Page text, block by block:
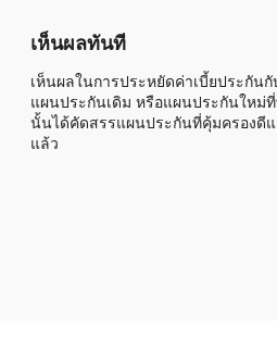
เห็นผลทันที
เห็นผลในการประหยัดค่าเบี้ยประกัน
แผนประกันเดิม หรือแผนประกันใหม่ที่
นั้นได้คัดสรรแผนประกันที่คุ้มครองดี
แล้ว